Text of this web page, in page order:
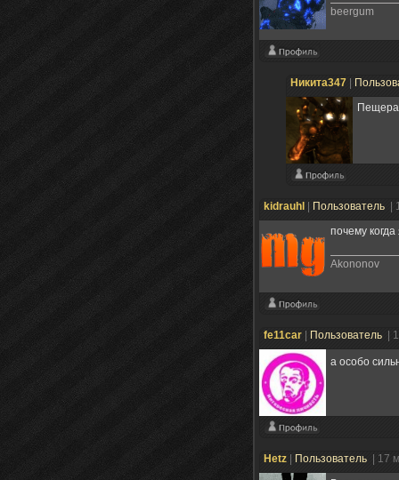
beergum
Никита347
kidrauhl Пользователь
|
почему
Akononov
fe11car Пользователь |
а особо
Hetz Пользователь
| 17